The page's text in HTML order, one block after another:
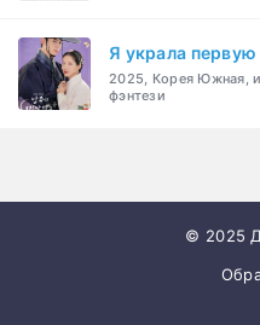
Я украла первую
2025, Корея Южная,
фэнтези
© 2025